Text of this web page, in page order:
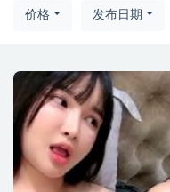
价格 发布日期